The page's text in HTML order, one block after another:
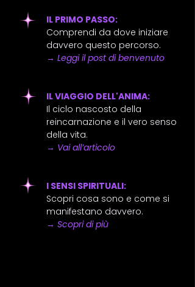
IL PRIMO PASSO:
Comprendi da dove iniziare
davvero questo percorso.
→ Leggi il post di benvenuto
IL VIAGGIO DELL'ANIMA:
Il ciclo nascosto della
reincarnazione e il vero senso
della vita.
→ Vai all’articolo
I SENSI SPIRITUALI:
Scopri cosa sono e come si
manifestano davvero.
→ Scopri di più